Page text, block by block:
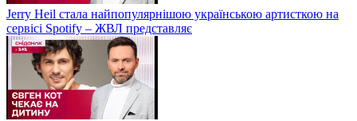
Jerry Heil стала найпопулярнішою українською артисткою на
сервісі Spotify – ЖВЛ представляє